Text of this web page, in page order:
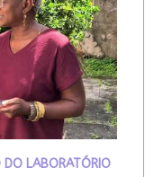
DO LABORATÓRIO